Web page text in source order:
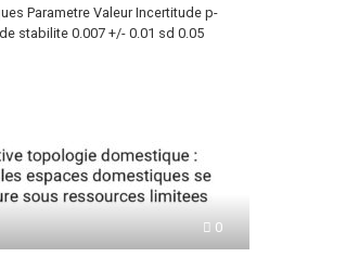
Parametre Valeur Incertitude p-
stabilite 0.007 +/- 0.01 sd 0.05
0